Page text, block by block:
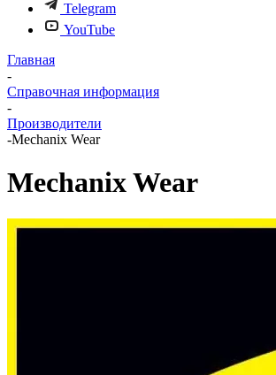
Telegram
YouTube
Главная
-
Справочная информация
-
Производители
-Mechanix Wear
Mechanix Wear